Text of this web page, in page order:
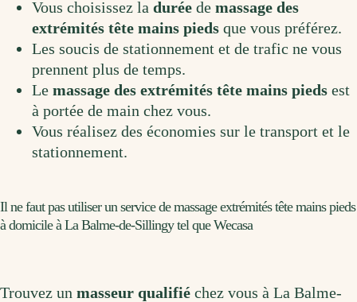
Vous choisissez la durée de massage des
extrémités tête mains pieds que vous préférez.
Les soucis de stationnement et de trafic ne vous
prennent plus de temps.
Le massage des extrémités tête mains pieds est
à portée de main chez vous.
Vous réalisez des économies sur le transport et le
stationnement.
Il ne faut pas utiliser un service de massage extrémités tête mains pieds
à domicile à La Balme-de-Sillingy tel que Wecasa
Trouvez un masseur qualifié chez vous à La Balme-